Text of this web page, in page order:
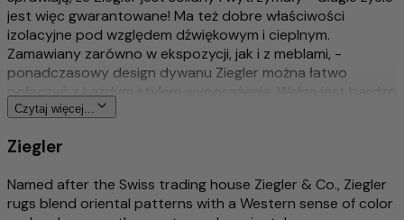
jest więc gwarantowane! Ma też dobre właściwości
izolacyjne pod względem dźwiękowym i cieplnym.
Zamawiany zarówno w ekspozycji, jak i z meblami, -
ponadczasowy design dywanu Ziegler można łatwo
połączyć z każdym stylem wyposażenia. Wełna jest bardzo
dobrej jakości i jest barwiona naturalnymi barwnikami
stworzony przez przedsiębiorcę ze Szwajcarii i do dziś jest
Więcej o tym produkcie
Czytaj więcej...
Ziegler
Named after the Swiss trading house Ziegler & Co., Ziegler
rugs blend oriental patterns with a Western sense of color